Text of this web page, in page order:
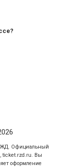
пассажира, на
Официальный
ticket.rzd.ru. Вы
оформление